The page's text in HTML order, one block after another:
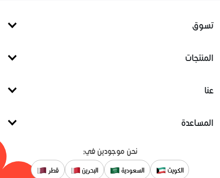
تسوق
المنتجات
عنا
المساعدة
نحن موجودين في:
الكويت السعودية البحرين قطر